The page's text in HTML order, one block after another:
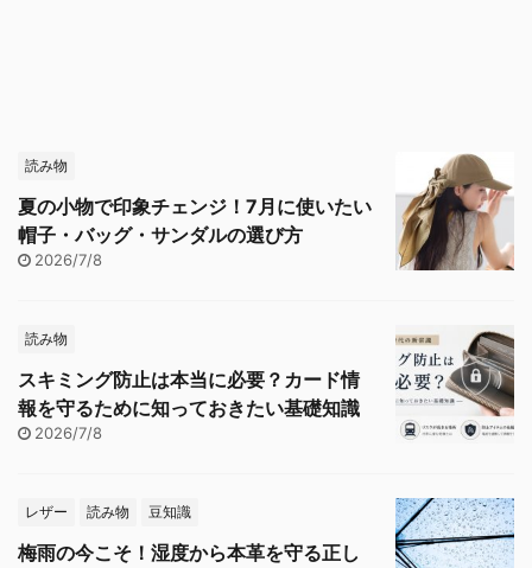
読み物
夏の小物で印象チェンジ！7月に使いたい
帽子・バッグ・サンダルの選び方
2026/7/8
読み物
スキミング防止は本当に必要？カード情
報を守るために知っておきたい基礎知識
2026/7/8
レザー 読み物 豆知識
梅雨の今こそ！湿度から本革を守る正し